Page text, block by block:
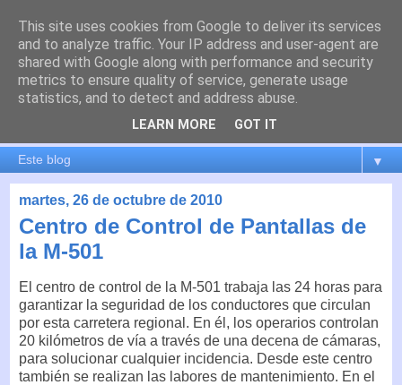
es por madrid
El blog de Madrid y su actualidad, proyectos, transporte,
movilidad, arquitectura, participación, medio ambiente,
educación, empleo, ...
▼
martes, 26 de octubre de 2010
Centro de Control de Pantallas de
la M-501
El centro de control de la M-501 trabaja las 24 horas para
garantizar la seguridad de los conductores que circulan
por esta carretera regional. En él, los operarios controlan
20 kilómetros de vía a través de una decena de cámaras,
para solucionar cualquier incidencia. Desde este centro
también se realizan las labores de mantenimiento. En el
This site uses cookies from Google to deliver its services
and to analyze traffic. Your IP address and user-agent are
shared with Google along with performance and security
metrics to ensure quality of service, generate usage
statistics, and to detect and address abuse.
LEARN MORE GOT IT